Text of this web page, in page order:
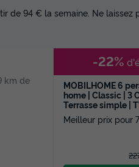
km de
MOBILHOME 6
home | Classic | 3
Terrasse simple |
Meilleur prix pour
-22%
de 94 € la semaine. Ne laissez